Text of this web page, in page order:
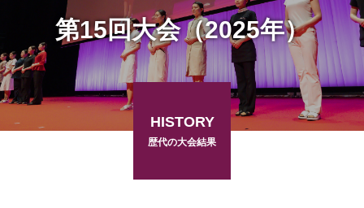
第15回大会（2025年）
HISTORY
歴代の大会結果